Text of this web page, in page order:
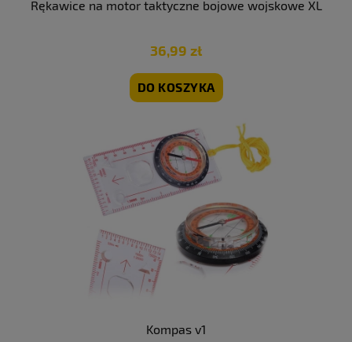
Rękawice na motor taktyczne bojowe wojskowe XL
36,99 zł
DO KOSZYKA
Kompas v1